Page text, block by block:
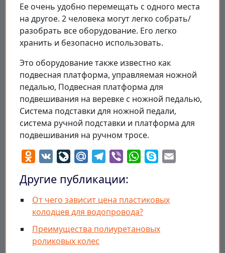
Ее очень удобно перемещать с одного места
на другое. 2 человека могут легко собрать/
разобрать все оборудование. Его легко
хранить и безопасно использовать.
Это оборудование также известно как
подвесная платформа, управляемая ножной
педалью, Подвесная платформа для
подвешивания на веревке с ножной педалью,
Система подставки для ножной педали,
система ручной подставки и платформа для
подвешивания на ручном тросе.
Odnoklassniki
VK LiveJournal
Mail.RuTelegram
Viber WhatsApp
Skype
Другие публикации:
От чего зависит цена пластиковых
колодцев для водопровода?
Преимущества полиуретановых
роликовых колес